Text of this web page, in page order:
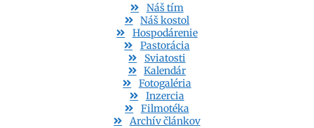
Náš tím
Náš kostol
Hospodárenie
Pastorácia
Sviatosti
Kalendár
Fotogaléria
Inzercia
Filmotéka
Archív článkov